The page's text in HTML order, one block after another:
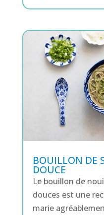
BOUILLON DE
DOUCE
Le bouillon de
douces est une
marie